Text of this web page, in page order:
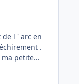
de l ' arc en
.
ma petite
le mérites